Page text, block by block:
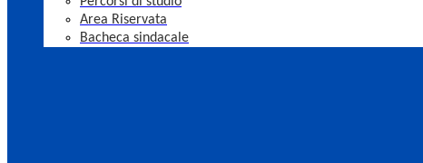
Area Riservata
Bacheca sindacale